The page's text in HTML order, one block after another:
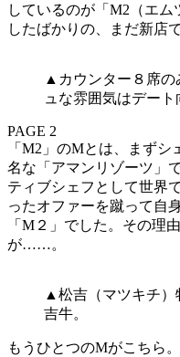
しているのが「M2（エム
したばかりの、まだ新店で
▲カウンター８席の
ュな雰囲気はデート
PAGE 2
「M2」のMとは、まず
名な「アマンリゾーツ」
ティブシェフとして世界
ったオファーを蹴って自
「M２」でした。その理
が……。
▲松吉（マツキチ）
吉牛。
もうひとつのMがこちら